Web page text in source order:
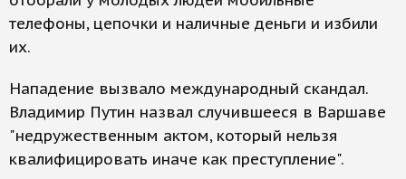
телефоны, цепочки и наличные деньги и избили
их.
Нападение вызвало международный скандал.
Владимир Путин назвал случившееся в Варшаве
"недружественным актом, который нельзя
квалифицировать иначе как преступление".